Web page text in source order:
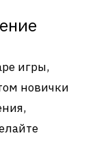
игры,
новички